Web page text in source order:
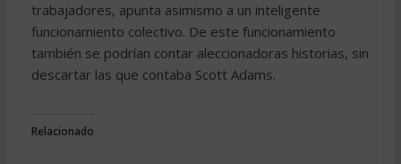
trabajadores, apunta asimismo a un inteligente
funcionamiento colectivo. De este funcionamiento
también se podrían contar aleccionadoras historias, sin
descartar las que contaba Scott Adams.
Relacionado